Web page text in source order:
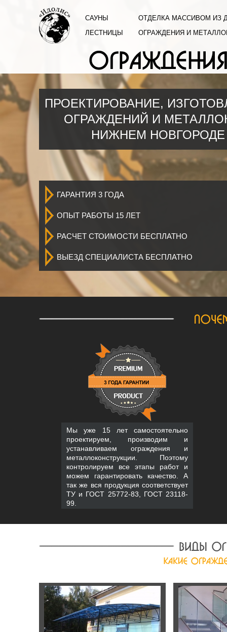
САУНЫ
ЛЕСТНИЦЫ
ОТДЕЛКА МАССИВОМ ИЗ
ОГРАЖДЕНИЯ И
ПРОЕКТИРОВАНИЕ,
ОГРАЖДЕНИЙ И
НИЖНЕМ НОВГОРОДЕ
ГАРАНТИЯ 3 ГОДА
ОПЫТ РАБОТЫ 15 ЛЕТ
РАСЧЕТ СТОИМОСТИ БЕСПЛАТНО
ВЫЕЗД СПЕЦИАЛИСТА БЕСПЛАТНО
Мы уже 15 лет самостоятельно
проектируем, производим и
устанавливаем ограждения и
металлоконструкции. Поэтому
контролируем все этапы работ и
можем гарантировать качество. А
так же вся продукция соответствует
ТУ и ГОСТ 25772-83, ГОСТ 23118-
99.